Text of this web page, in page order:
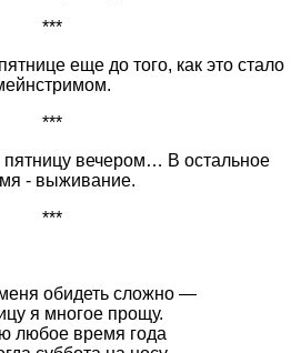
***
еще до того, как это стало
***
пятницу вечером… В остальное
- выживание.
***
обидеть сложно —
я многое прощу.
любое время года